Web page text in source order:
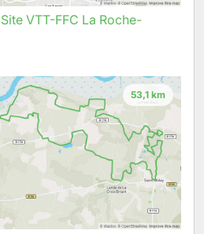
VTT-FFC La Roche-
53,1 km